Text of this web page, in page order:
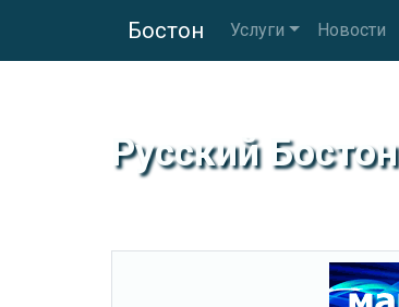
Бостон Услуги Новости
Русский Бостон